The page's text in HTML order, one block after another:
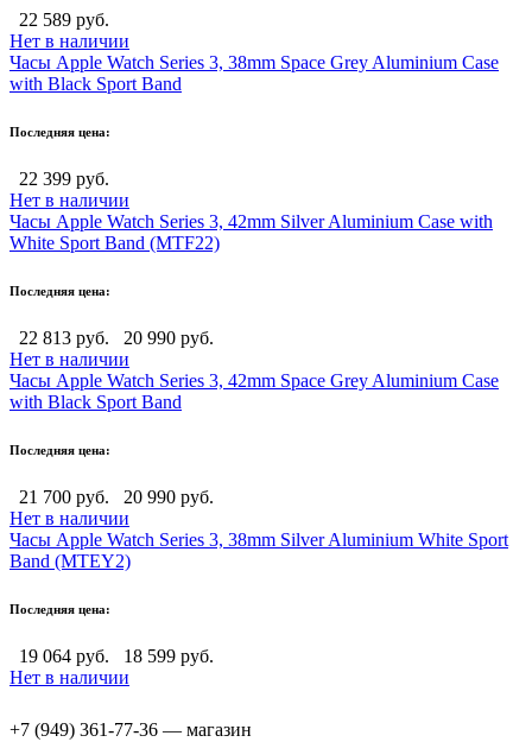
22 589 руб.
Нет в наличии
Часы Apple Watch Series 3, 38mm Space Grey Aluminium Case
with Black Sport Band
Последняя цена:
22 399 руб.
Нет в наличии
Часы Apple Watch Series 3, 42mm Silver Aluminium Case with
White Sport Band (MTF22)
Последняя цена:
22 813 руб.
20 990 руб.
Нет в наличии
Часы Apple Watch Series 3, 42mm Space Grey Aluminium Case
with Black Sport Band
Последняя цена:
21 700 руб.
20 990 руб.
Нет в наличии
Часы Apple Watch Series 3, 38mm Silver Aluminium White Sport
Band (MTEY2)
Последняя цена:
19 064 руб.
18 599 руб.
Нет в наличии
+7 (949) 361-77-36 — магазин